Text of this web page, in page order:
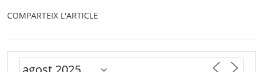
COMPARTEIX L'ARTICLE